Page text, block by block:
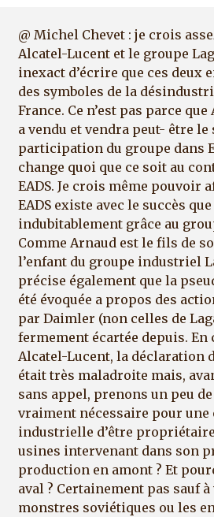
@ Michel Chevet : je crois
Alcatel-Lucent et le groupe
inexact d’écrire que ces deux
des symboles de la
France. Ce n’est pas parce
a vendu et vendra peut- être le
participation du groupe dans
change quoi que ce soit au
EADS. Je crois même pouvoir
EADS existe avec le succès que
indubitablement grâce au
Comme Arnaud est le fils de
l’enfant du groupe industriel
précise également que la
été évoquée a propos des
par Daimler (non celles de
fermement écartée depuis. En
Alcatel-Lucent, la déclaration
était très maladroite mais,
sans appel, prenons un peu
vraiment nécessaire pour
industrielle d’être
usines intervenant dans son
production en amont ? Et
aval ? Certainement pas sauf
monstres soviétiques ou les